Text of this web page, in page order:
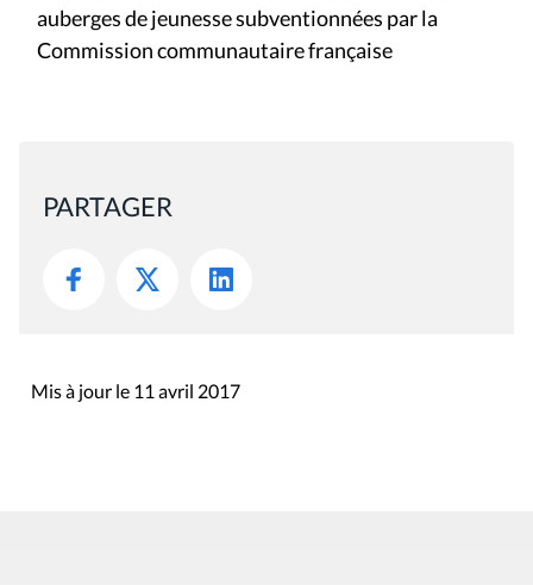
auberges de jeunesse subventionnées par la
Commission communautaire française
PARTAGER
Mis à jour le 11 avril 2017